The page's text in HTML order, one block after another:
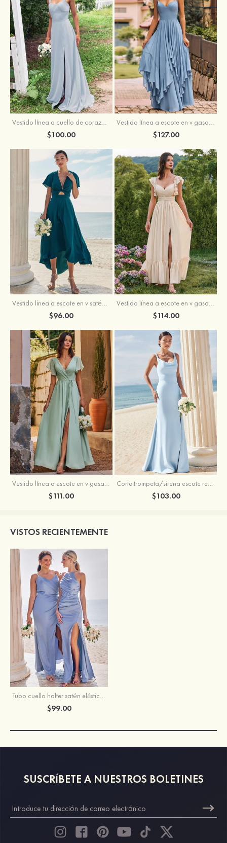
Vestido línea a cuello de corazón gasa hasta el suelo vestido de dama de honor
$100.00
Vestido línea a escote en v gasa hasta el suelo vestido de dama de honor
$127.00
$96.00 $114.00
Vestido línea a escote en v gasa hasta el suelo vestido de dama de honor
$111.00
Corte trompeta/sirena escote redondo crepé elástico hasta el suelo vestido de dama de honor
$103.00
VISTOS RECIENTEMENTE
Tubo cuello halter satén elástico hasta el suelo vestido de dama de honor
$99.00
SUSCRÍBETE A NUESTROS BOLETINES